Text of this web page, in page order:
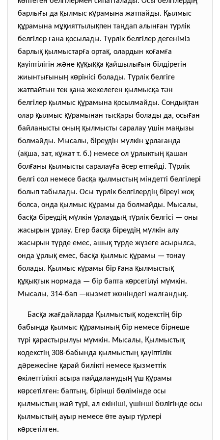
барлығы да қылмыс кұрамына жатпайды. Қылмыс
құрамына мұқияттылықпен таңдап алынған түрлік
белгілер ғана қосылады. Түрлік белгілер дегеніміз
барлық қылмыстарға ортақ, олардын коғамға
қауіптілігін және құқыққа қайшылығын білдіретін
жиынтығының көрінісі болады. Түрлік белгіге
жатпайтын тек қана жекелеген қылмысқа тән
белгілер қылмыс құрамына қосылмайды. Сондықтан
олар қылмыс құрамынан тысқары болады да, осыған
байланысты оның қылмысты саралау үшін маңызы
болмайды. Мысалы, біреудін мүлкін ұрлағанда
(ақша, зат, кұжат т. б.) немесе ол ұрлыктың қашан
болғаны қылмысты саралауға әсер етпейді. Түрлік
белгі сол немесе басқа қылмыстың міндетті белгілері
болып табылады. Осы түрлік белгілердің біреуі жоқ
болса, онда қылмыс құрамы да болмайды. Мысалы,
басқа біреудің мүлкін ұрлаудың түрлік белгісі — оны
жасырын ұрлау. Егер басқа біреудің мүлкін алу
жасырын түрде емес, ашық түрде жүзеге асырылса,
онда ұрлық емес, басқа қылмыс құрамы — тонау
болады. Қылмыс кұрамы бір ғана қылмыстық
құқықтык нормада — бір бапта көрсетілуі мүмкін.
Мысалы, 314-бап —кызмет жөніндегі жалғандық.
Басқа жағдайларда Қылмыстық кодекстің бір
бабында қылмыс құрамының бір немесе бірнеше
түрі қарастырылуы мүмкін. Мысалы, Қылмыстық
кодекстің 308-бабында қылмыстың қауіптілік
дәрежесіне қарай билікті немесе қызметтік
өкілеттілікті асыра пайдаланудың үш құрамы
көрсетілген: баптың, бірінші бөлімінде осы
қылмыстың жай түрі, ал екініші, үшінші бөлігінде осы
қылмыстың ауыр немесе өте ауыр түрлері
көрсетілген.